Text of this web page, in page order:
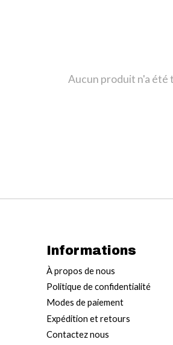
Aucun produit n'a été
Informations
À propos de nous
Politique de confidentialité
Modes de paiement
Expédition et retours
Contactez nous